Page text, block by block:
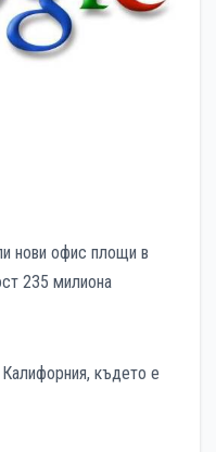
нови офис площи в
235 милиона
където е